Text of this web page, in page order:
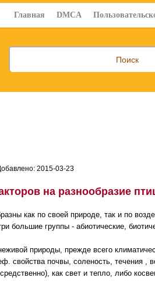
Главная DMCA
2015-03-23
на разнообразие
как по своей природе, так и по
большие группы - абиотические,
природы, прежде всего
свойства почвы, соленость, течения ,
как свет и тепло, либо